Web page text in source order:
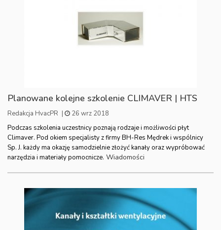
Planowane kolejne szkolenie CLIMAVER | HTS
Redakcja HvacPR |
26 wrz 2018
Podczas szkolenia uczestnicy poznają rodzaje i możliwości płyt
Climaver. Pod okiem specjalisty z firmy BH-Res Mędrek i wspólnicy
Sp. J. każdy ma okazję samodzielnie złożyć kanały oraz wypróbować
narzędzia i materiały pomocnicze. Wiadomości